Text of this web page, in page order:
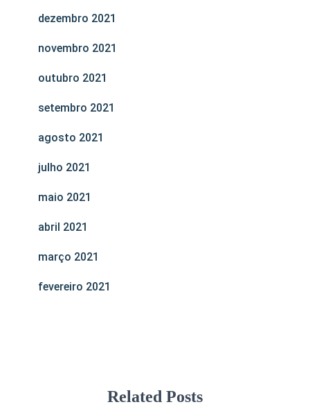
dezembro 2021
novembro 2021
outubro 2021
setembro 2021
agosto 2021
julho 2021
maio 2021
abril 2021
março 2021
fevereiro 2021
Related Posts